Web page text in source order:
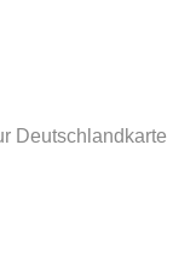
Deutschlandkarte